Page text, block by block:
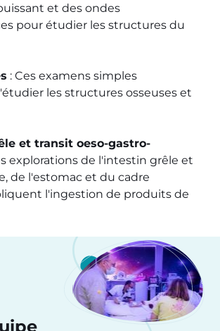
et des ondes
pour étudier les structures du
: Ces examens simples
les structures osseuses et
et transit oeso-gastro-
explorations de l'intestin grêle et
de l'estomac et du cadre
l'ingestion de produits de